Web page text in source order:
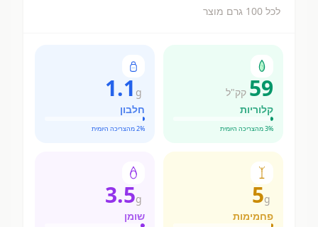
לכל 100 גרם מוצר
59 קק"ל
קלוריות
3% מהצריכה היומית
1.1 g
חלבון
2% מהצריכה היומית
5g
פחמימות
3.5g
שומן